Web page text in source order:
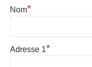
Nom*
Adresse 1*